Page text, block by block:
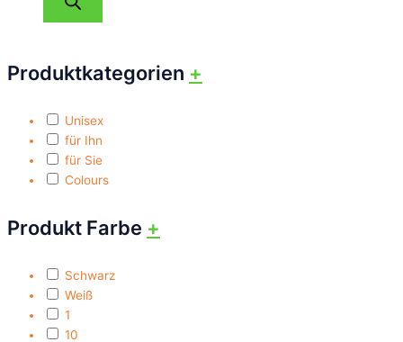
Produktkategorien +
Unisex
für Ihn
für Sie
Colours
Produkt Farbe +
Schwarz
Weiß
1
10